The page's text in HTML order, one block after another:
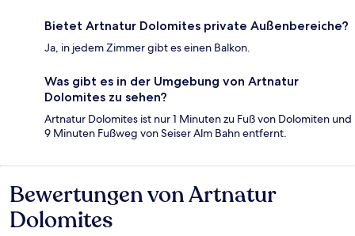
Bietet Artnatur Dolomites private Außenbereiche?
Ja, in jedem Zimmer gibt es einen Balkon.
Was gibt es in der Umgebung von Artnatur
Dolomites zu sehen?
Artnatur Dolomites ist nur 1 Minuten zu Fuß von Dolomiten und
9 Minuten Fußweg von Seiser Alm Bahn entfernt.
Bewertungen
Bewertungen von Artnatur
Dolomites